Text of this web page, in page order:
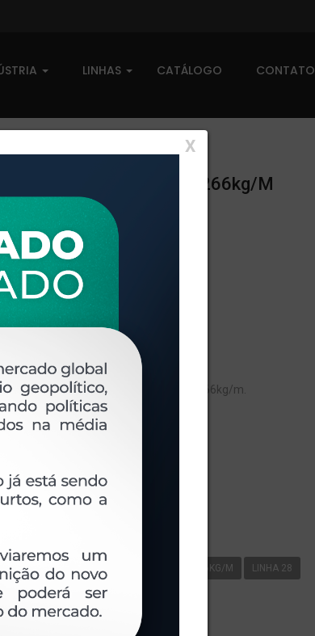
LINHAS CATÁLOGO CONTATO
X
133) - PESO LINEAR: 0,266kg/m
consulta
para LINHA 28, com peso linear de 0,266kg/m.
- 0 266 KG/M Y-626/133 266KG/M LINHA 28